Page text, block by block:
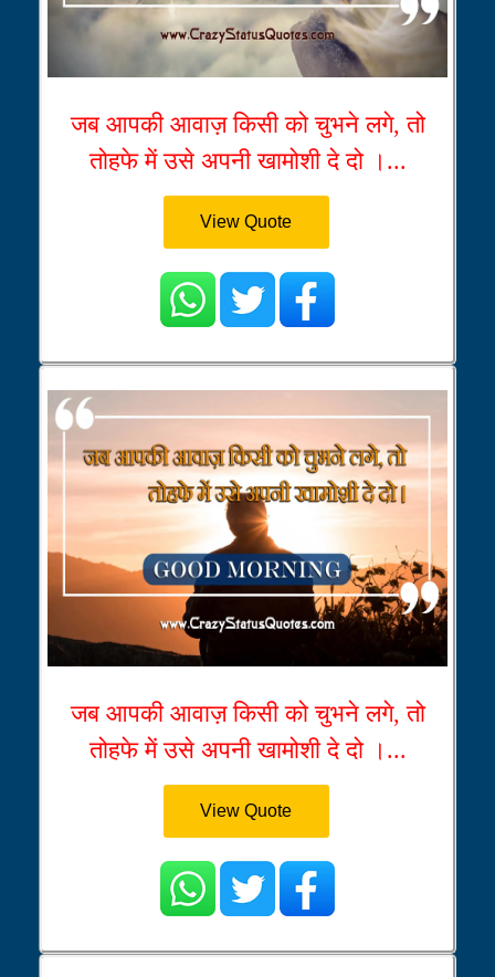
जब आपकी आवाज़ किसी को चुभने लगे, तो
तोहफे में उसे अपनी खामोशी दे दो ।...
View Quote
जब आपकी आवाज़ किसी को चुभने लगे, तो
तोहफे में उसे अपनी खामोशी दे दो ।...
View Quote